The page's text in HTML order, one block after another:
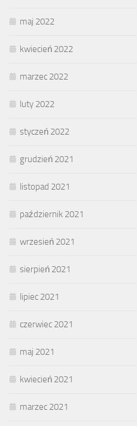
maj 2022
kwiecień 2022
marzec 2022
luty 2022
styczeń 2022
grudzień 2021
listopad 2021
październik 2021
wrzesień 2021
sierpień 2021
lipiec 2021
czerwiec 2021
maj 2021
kwiecień 2021
marzec 2021